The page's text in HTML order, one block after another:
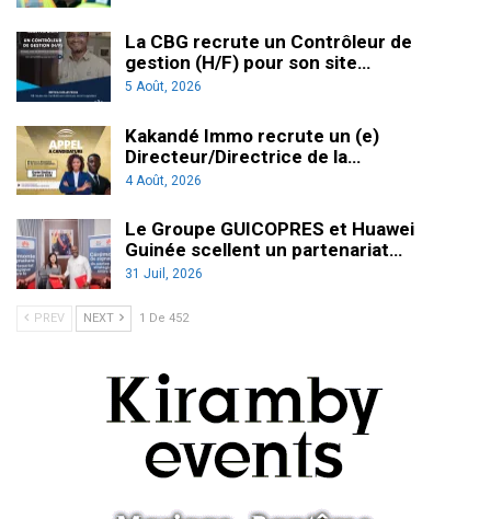
La CBG recrute un Contrôleur de
gestion (H/F) pour son site…
5 Août, 2026
Kakandé Immo recrute un (e)
Directeur/Directrice de la…
4 Août, 2026
Le Groupe GUICOPRES et Huawei
Guinée scellent un partenariat…
31 Juil, 2026
PREV NEXT 1 De 452